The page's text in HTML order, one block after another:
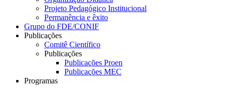
Projeto Pedagógico Institucional
Permanência e êxito
Grupo do FDE/CONIF
Publicações
Comitê Científico
Publicações
Publicações Proen
Publicações MEC
Programas